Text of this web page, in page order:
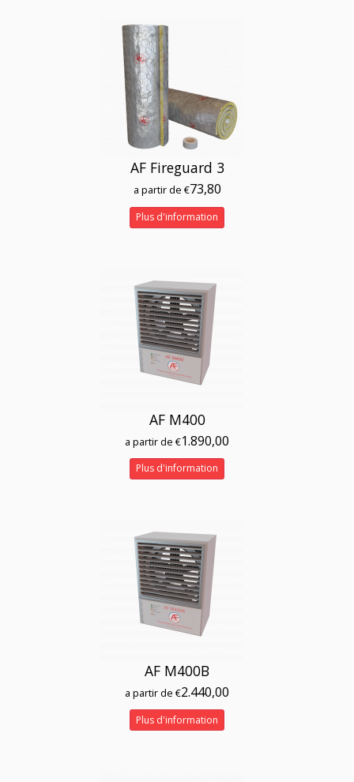
AF Fireguard 3
a partir de €73,80
Plus d'information
AF M400
a partir de €1.890,00
Plus d'information
AF M400B
a partir de €2.440,00
Plus d'information